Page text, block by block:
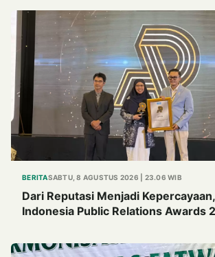
BERITASABTU, 8 AGUSTUS 2026 | 23.06 WIB
Dari Reputasi Menjadi
Indonesia Public Relations Awards